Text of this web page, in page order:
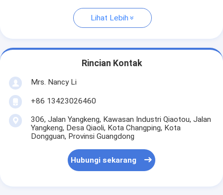
Lihat Lebih
Rincian Kontak
Mrs. Nancy Li
+86 13423026460
306, Jalan Yangkeng, Kawasan Industri Qiaotou, Jalan
Yangkeng, Desa Qiaoli, Kota Changping, Kota
Dongguan, Provinsi Guangdong
Hubungi sekarang